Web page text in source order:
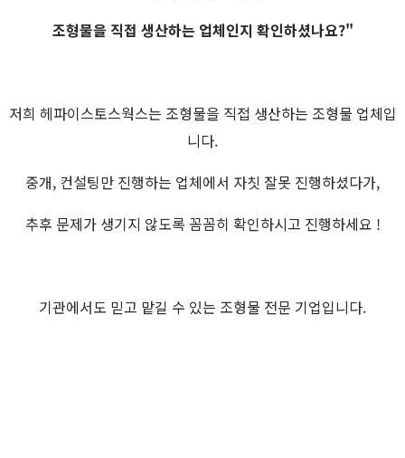
조형물을 직접 생산하는 업체인지 확인하셨나요?"
저희 헤파이스토스웍스는 조형물을 직접 생산하는 조형물 업체입
니다.
중개, 컨설팅만 진행하는 업체에서 자칫 잘못 진행하셨다가,
추후 문제가 생기지 않도록 꼼꼼히 확인하시고 진행하세요 !
기관에서도 믿고 맡길 수 있는 조형물 전문 기업입니다.